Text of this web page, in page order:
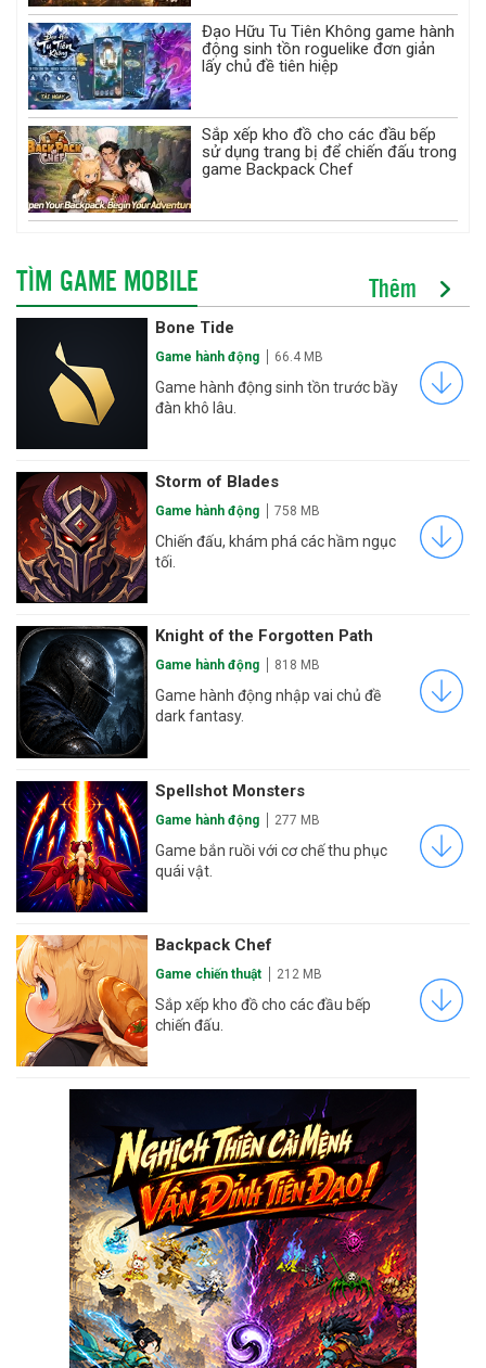
Đạo Hữu Tu Tiên Không game hành
động sinh tồn roguelike đơn giản
lấy chủ đề tiên hiệp
Sắp xếp kho đồ cho các đầu bếp
sử dụng trang bị để chiến đấu trong
game Backpack Chef
TÌM GAME MOBILE Thêm
Bone Tide
Game hành động 66.4 MB
Game hành động sinh tồn trước bầy
đàn khô lâu.
Storm of Blades
Game hành động 758 MB
Chiến đấu, khám phá các hầm ngục
tối.
Knight of the Forgotten Path
Game hành động 818 MB
Game hành động nhập vai chủ đề
dark fantasy.
Spellshot Monsters
Game hành động 277 MB
Game bắn ruồi với cơ chế thu phục
quái vật.
Backpack Chef
Game chiến thuật 212 MB
Sắp xếp kho đồ cho các đầu bếp
chiến đấu.